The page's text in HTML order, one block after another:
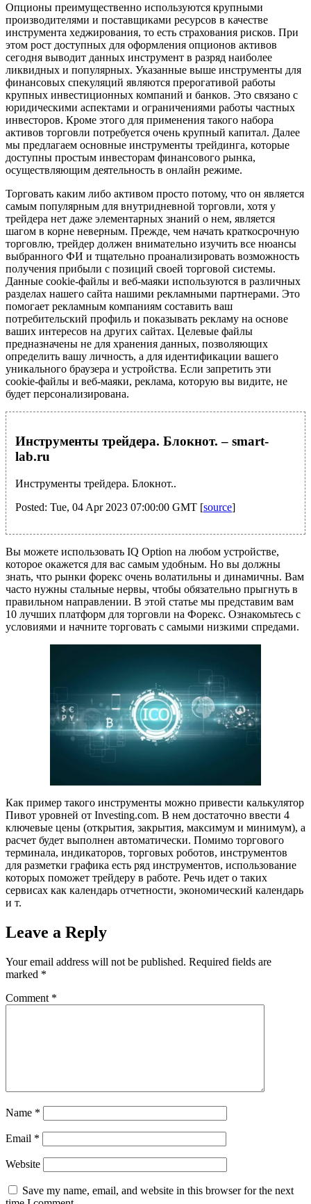
Опционы преимущественно используются крупными
производителями и поставщиками ресурсов в качестве
инструмента хеджирования, то есть страхования рисков. При
этом рост доступных для оформления опционов активов
сегодня выводит данных инструмент в разряд наиболее
ликвидных и популярных. Указанные выше инструменты для
финансовых спекуляций являются прерогативой работы
крупных инвестиционных компаний и банков. Это связано с
юридическими аспектами и ограничениями работы частных
инвесторов. Кроме этого для применения такого набора
активов торговли потребуется очень крупный капитал. Далее
мы предлагаем основные инструменты трейдинга, которые
доступны простым инвесторам финансового рынка,
осуществляющим деятельность в онлайн режиме.
Торговать каким либо активом просто потому, что он является
самым популярным для внутридневной торговли, хотя у
трейдера нет даже элементарных знаний о нем, является
шагом в корне неверным. Прежде, чем начать краткосрочную
торговлю, трейдер должен внимательно изучить все нюансы
выбранного ФИ и тщательно проанализировать возможность
получения прибыли с позиций своей торговой системы.
Данные cookie-файлы и веб-маяки используются в различных
разделах нашего сайта нашими рекламными партнерами. Это
помогает рекламным компаниям составить ваш
потребительский профиль и показывать рекламу на основе
ваших интересов на других сайтах. Целевые файлы
предназначены не для хранения данных, позволяющих
определить вашу личность, а для идентификации вашего
уникального браузера и устройства. Если запретить эти
cookie-файлы и веб-маяки, реклама, которую вы видите, не
будет персонализирована.
Инструменты трейдера. Блокнот. – smart-
lab.ru
Инструменты трейдера. Блокнот..
Posted: Tue, 04 Apr 2023 07:00:00 GMT [source]
Вы можете использовать IQ Option на любом устройстве,
которое окажется для вас самым удобным. Но вы должны
знать, что рынки форекс очень волатильны и динамичны. Вам
часто нужны стальные нервы, чтобы обязательно прыгнуть в
правильном направлении. В этой статье мы представим вам
10 лучших платформ для торговли на Форекс. Ознакомьтесь с
условиями и начните торговать с самыми низкими спредами.
Как пример такого инструменты можно привести калькулятор
Пивот уровней от Investing.com. В нем достаточно ввести 4
ключевые цены (открытия, закрытия, максимум и минимум), а
расчет будет выполнен автоматически. Помимо торгового
терминала, индикаторов, торговых роботов, инструментов
для разметки графика есть ряд инструментов, использование
которых поможет трейдеру в работе. Речь идет о таких
сервисах как календарь отчетности, экономический календарь
и т.
Leave a Reply
Your email address will not be published. Required fields are
marked *
Comment *
Name *
Email *
Website
Save my name, email, and website in this browser for the next